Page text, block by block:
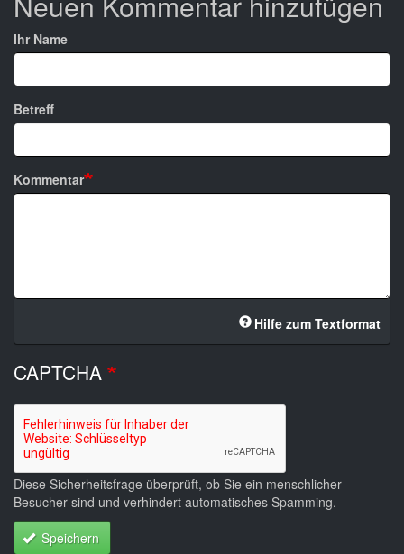
Ihr Name
Betreff
Kommentar
Hilfe zum Textformat
CAPTCHA
Diese Sicherheitsfrage überprüft, ob Sie ein menschlicher
Besucher sind und verhindert automatisches Spamming.
Speichern